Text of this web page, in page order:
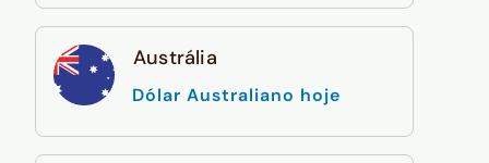
Austrália
Dólar Australiano hoje